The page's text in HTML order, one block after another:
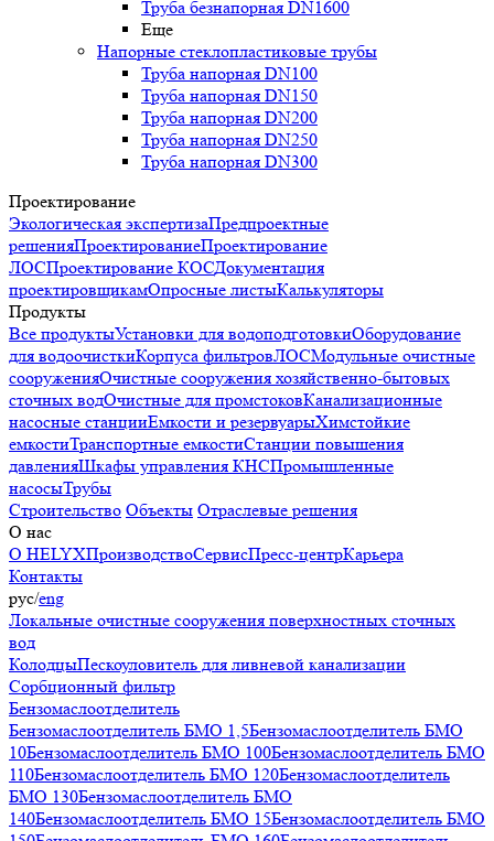
Труба безнапорная DN1600
Еще
Напорные стеклопластиковые трубы
Труба напорная DN100
Труба напорная DN150
Труба напорная DN200
Труба напорная DN250
Труба напорная DN300
Проектирование
Экологическая экспертизаПредпроектные
решенияПроектированиеПроектирование
ЛОСПроектирование КОСДокументация
проектировщикамОпросные листыКалькуляторы
Продукты
Все продуктыУстановки для водоподготовкиОборудование
для водоочисткиКорпуса фильтровЛОСМодульные очистные
сооруженияОчистные сооружения хозяйственно-бытовых
сточных водОчистные для промстоковКанализационные
насосные станцииЕмкости и резервуарыХимстойкие
емкостиТранспортные емкостиСтанции повышения
давленияШкафы управления КНСПромышленные
насосыТрубы
Строительство Объекты Отраслевые решения
О нас
О HELYXПроизводствоСервисПресс-центрКарьера
Контакты
рус/eng
Локальные очистные сооружения поверхностных сточных
вод
КолодцыПескоуловитель для ливневой канализации
Сорбционный фильтр
Бензомаслоотделитель
Бензомаслоотделитель БМО 1,5Бензомаслоотделитель БМО
10Бензомаслоотделитель БМО 100Бензомаслоотделитель БМО
110Бензомаслоотделитель БМО 120Бензомаслоотделитель
БМО 130Бензомаслоотделитель БМО
140Бензомаслоотделитель БМО 15Бензомаслоотделитель БМО